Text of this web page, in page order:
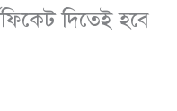
দিতেই হবে